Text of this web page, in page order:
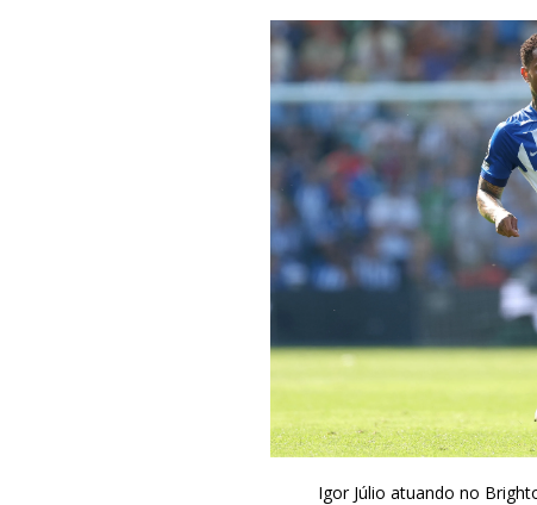
Igor Júlio atuando no